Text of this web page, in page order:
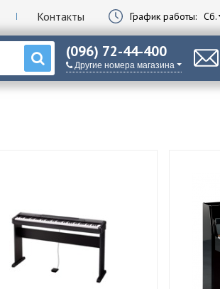
Контакты График работы: Сб.
(096) 72-44-400
Другие номера магазина